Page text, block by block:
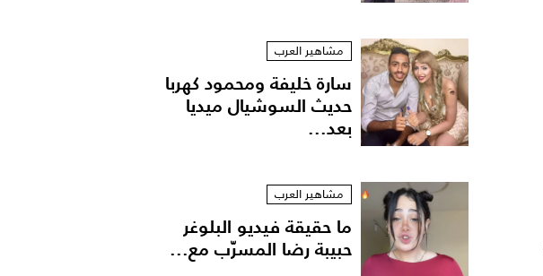
مشاهير العرب
سارة خليفة ومحمود كهربا
حديث السوشيال ميديا
بعد...
مشاهير العرب
ما حقيقة فيديو البلوغر
حبيبة رضا المسرّب مع...